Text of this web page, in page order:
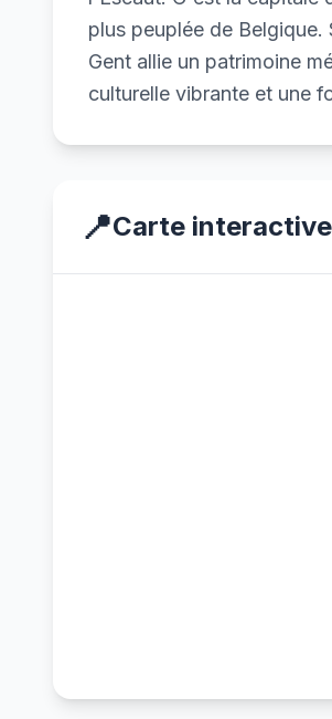
plus peuplée de
Gent allie un patrimoine
culturelle vibrante et une
📍Carte interactive